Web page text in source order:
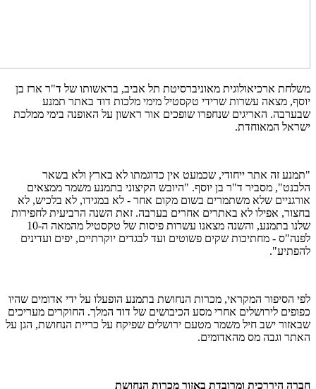
משלחת ארכיאולוגית מאוניברסיטת תל אביב, בראשותו של ד"ר ארז בן
יוסף, מצאה עשרות שרידי טקסטיל מימי מלכות דוד באתר תמנע
שבערבה. האריגים שנחפרו שופכים אור ראשון על האופנה בימי ממלכת
ישראל המאוחדת.
"תמנע זה אתר ייחודי, שכמעט אין כדוגמתו לא בארץ ולא בשאר
הלבנט", מסביר ד"ר בן יוסף. "היובש הקיצוני בתמנע משמר ממצאים
אורגניים שלא משתמרים בשום מקום אחר - לא במגידו, לא בלכיש, לא
בחצור, אפילו לא באתרים אחרים בערבה. זאת השנה הרביעית לחפירות
שלנו בתמנע, והשנה מצאנו עשרות פיסות של טקסטיל מהמאה ה-10
לפנה"ס - מחתיכות שקים פשוטים ועד לבגדים יוקרתיים, יפים ועדינים
להפתיע".
לפי הסיפור המקראי, מכרות הנחושת בתמנע הופעלו על ידי אדומים שהיו
כפופים לירושלים אחרי מסע הכיבושים של דוד המלך. החוקרים מעריכים
שבאזור ישב חיל משמר מטעם ירושלים שפיקח על כריית הנחושת, הגן על
האתר וגבה מס מהאדומים.
חברה היררכית ומרובדת באזור מכרות הנחושת